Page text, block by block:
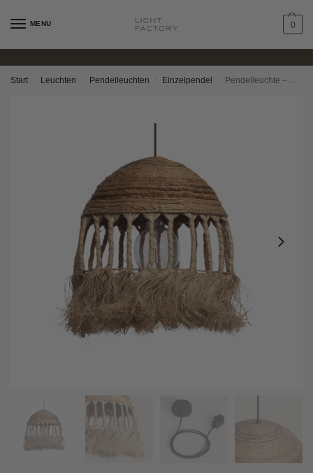
MENU 0
Start Leuchten Pendelleuchten Einzelpendel Pendelleuchte – Sibu